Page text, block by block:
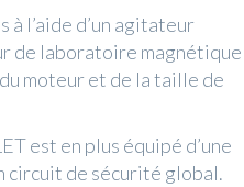
l’aide d’un agitateur
de laboratoire magnétique
moteur et de la taille de
est en plus équipé d’une
circuit de sécurité global.